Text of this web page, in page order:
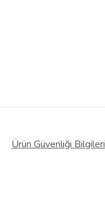
Ürün Güvenliği Bilgileri